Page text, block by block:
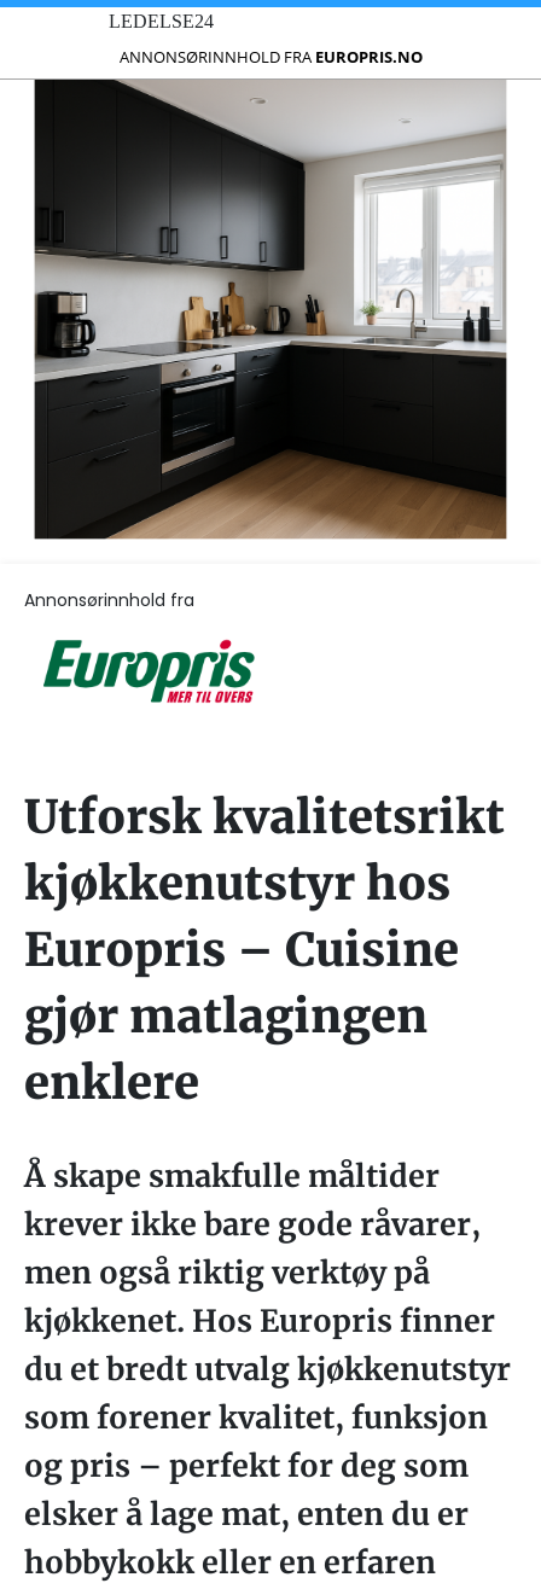
LEDELSE24
ANNONSØRINNHOLD FRA EUROPRIS.NO
Annonsørinnhold fra
Utforsk kvalitetsrikt
kjøkkenutstyr hos
Europris – Cuisine
gjør matlagingen
enklere
Å skape smakfulle måltider
krever ikke bare gode råvarer,
men også riktig verktøy på
kjøkkenet. Hos Europris finner
du et bredt utvalg kjøkkenutstyr
som forener kvalitet, funksjon
og pris – perfekt for deg som
elsker å lage mat, enten du er
hobbykokk eller en erfaren